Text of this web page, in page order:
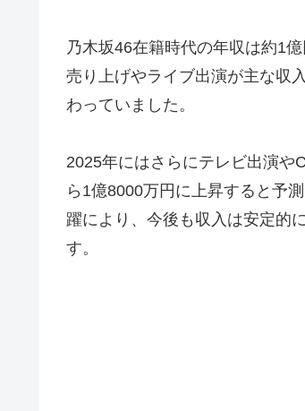
乃木坂46在籍時代の年収は約1
売り上げやライブ出演が主な収
わっていました。
2025年にはさらにテレビ出演や
ら1億8000万円に上昇すると予
躍により、今後も収入は安定的
す。